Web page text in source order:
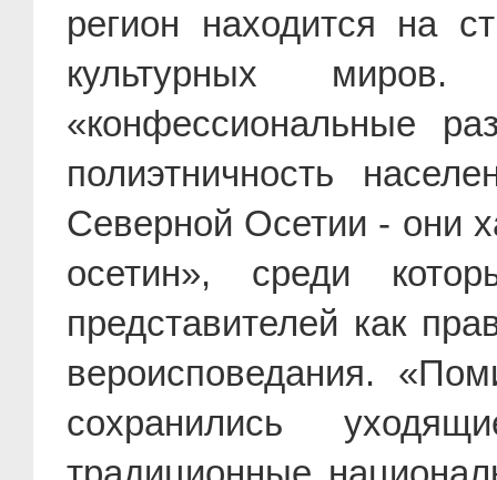
регион находится на
культурных
«конфессиональные
полиэтничность
Северной Осетии - они
осетин», среди
представителей как
вероисповедания.
сохранились